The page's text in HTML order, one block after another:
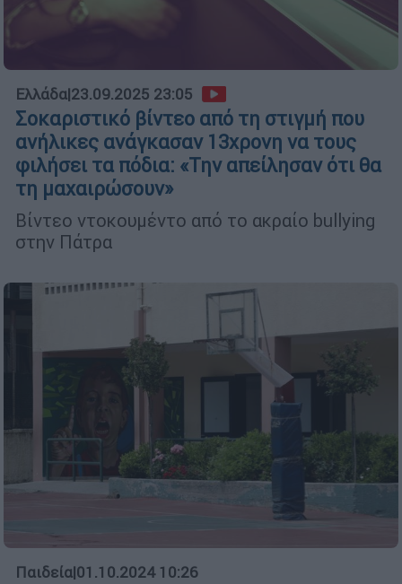
Ελλάδα|23.09.2025 23:05
Σοκαριστικό βίντεο από τη στιγμή που
ανήλικες ανάγκασαν 13χρονη να τους
φιλήσει τα πόδια: «Την απείλησαν ότι θα
τη μαχαιρώσουν»
Βίντεο ντοκουμέντο από το ακραίο bullying
στην Πάτρα
Παιδεία|01.10.2024 10:26